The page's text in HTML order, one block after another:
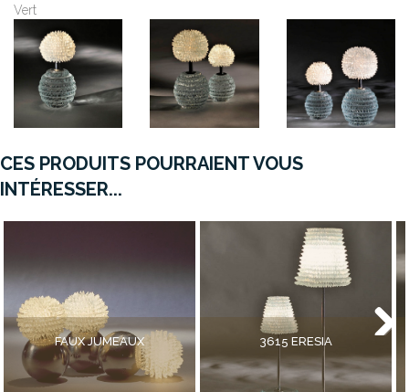
Vert
CES PRODUITS POURRAIENT VOUS
INTÉRESSER...
FAUX JUMEAUX
3615 ERESIA
Next